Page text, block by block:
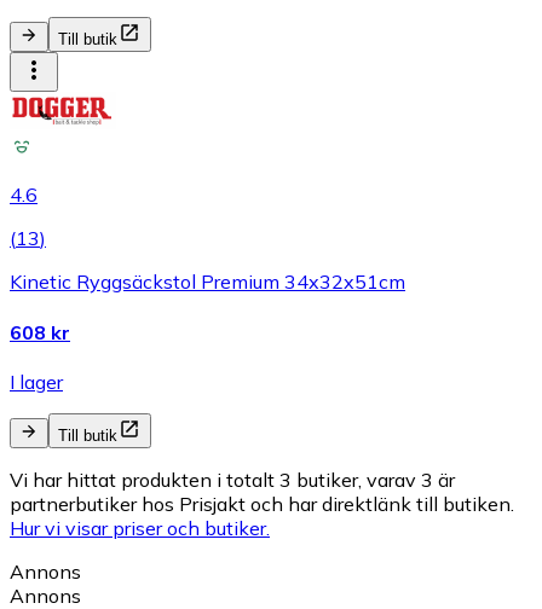
Till butik
4.6
(13)
Kinetic Ryggsäckstol Premium 34x32x51cm
608 kr
I lager
Till butik
Vi har hittat produkten i totalt 3 butiker, varav 3 är
partnerbutiker hos Prisjakt och har direktlänk till butiken.
Hur vi visar priser och butiker.
Annons
Annons